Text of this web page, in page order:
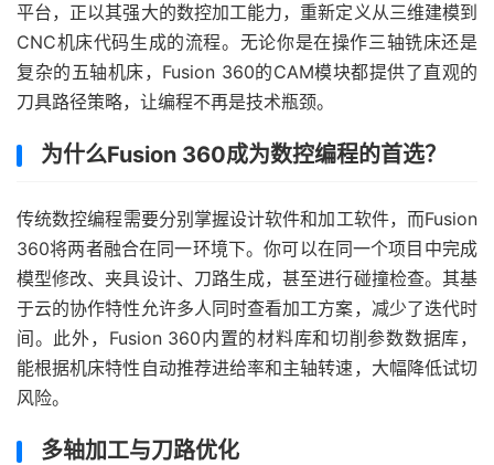
平台，正以其强大的数控加工能力，重新定义从三维建模到
CNC机床代码生成的流程。无论你是在操作三轴铣床还是
复杂的五轴机床，Fusion 360的CAM模块都提供了直观的
刀具路径策略，让编程不再是技术瓶颈。
为什么Fusion 360成为数控编程的首选？
传统数控编程需要分别掌握设计软件和加工软件，而Fusion
360将两者融合在同一环境下。你可以在同一个项目中完成
模型修改、夹具设计、刀路生成，甚至进行碰撞检查。其基
于云的协作特性允许多人同时查看加工方案，减少了迭代时
间。此外，Fusion 360内置的材料库和切削参数数据库，
能根据机床特性自动推荐进给率和主轴转速，大幅降低试切
风险。
多轴加工与刀路优化